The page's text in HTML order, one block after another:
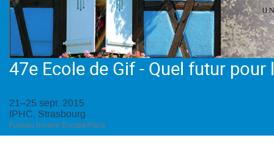
47e Ecole de Gif - Quel futur
21–25 sept. 2015
IPHC, Strasbourg
Fuseau horaire Europe/Paris